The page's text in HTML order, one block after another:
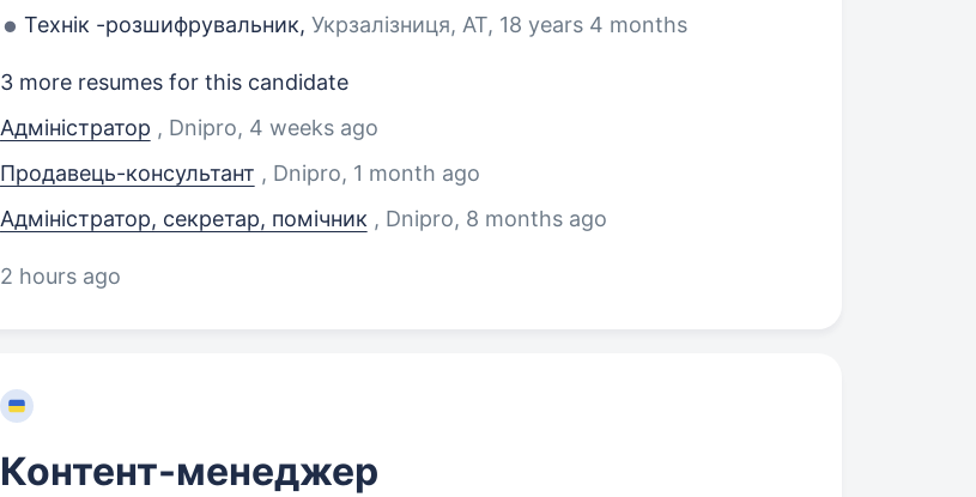
Технік -розшифрувальник, Укрзалізниця, АТ, 18 years 4 months
3 more resumes for this candidate
Адміністратор , Dnipro, 4 weeks ago
Продавець-консультант , Dnipro, 1 month ago
Адміністратор, секретар, помічник , Dnipro, 8 months ago
2 hours ago
Контент-менеджер